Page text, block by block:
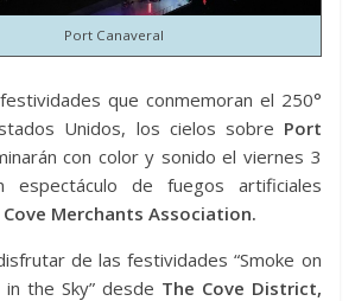
Port Canaveral
que conmemoran el 250°
Unidos, los cielos sobre Port
con color y sonido el viernes 3
de fuegos artificiales
Cove Merchants Association.
de las festividades “Smoke on
the Sky” desde The Cove District,